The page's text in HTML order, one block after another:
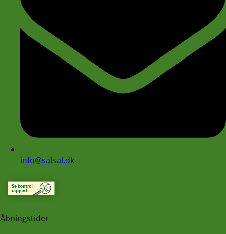
info@salsal.dk
Åbningstider